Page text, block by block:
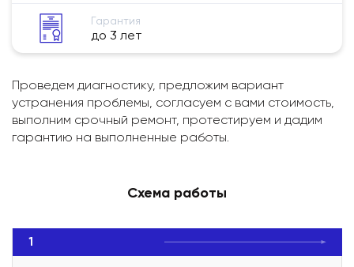
Гарантия
до 3 лет
Проведем диагностику, предложим вариант
устранения проблемы, согласуем с вами стоимость,
выполним срочный ремонт, протестируем и дадим
гарантию на выполненные работы.
Схема работы
1